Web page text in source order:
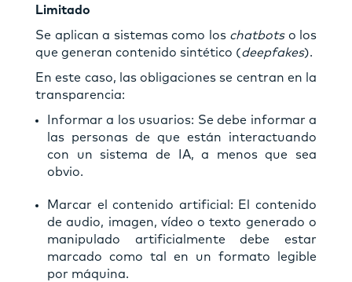
Limitado
Se aplican a sistemas como los chatbotso los
que generan contenido sintético (deepfakes).
En este caso, las obligaciones se centran en la
transparencia:
Informar a los usuarios: Se debe informar a
las personas de que están interactuando
con un sistema de IA, a menos que sea
obvio.
Marcar el contenido artificial: El contenido
de audio, imagen, vídeo o texto generado o
manipulado artificialmente debe estar
marcado como tal en un formato legible
por máquina.